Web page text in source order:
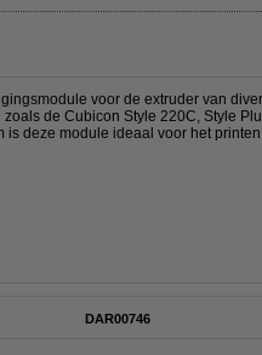
voor de extruder van
de Cubicon Style 220C, Style
is deze module ideaal voor het printen
DAR00746